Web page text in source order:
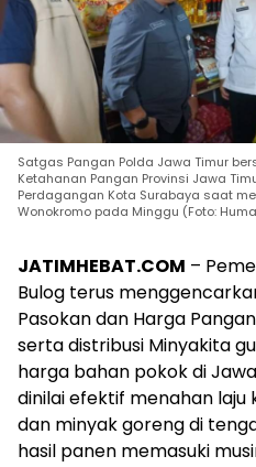
Satgas Pangan Polda Jawa Timur
Ketahanan Pangan Provinsi Jawa
Perdagangan Kota Surabaya saat
Wonokromo pada Minggu (Foto:
JATIMHEBAT.COM –
Bulog terus
Pasokan dan Harga
serta distribusi Minyakita
harga bahan pokok di
dinilai efektif menahan laju
dan minyak goreng di
hasil panen memasuki